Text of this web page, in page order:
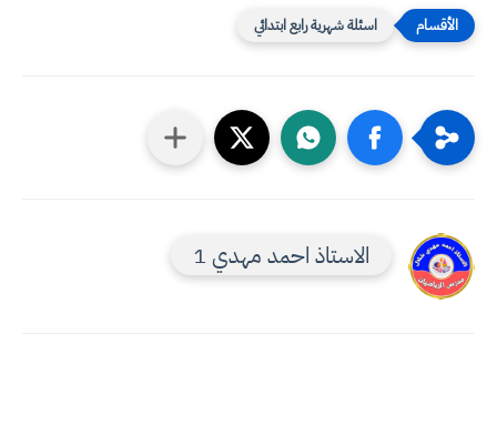
اسئلة شهرية رابع ابتدائي
الاستاذ احمد مهدي 1